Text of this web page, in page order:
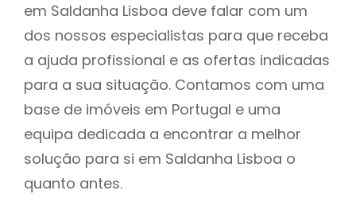
em Saldanha Lisboa deve falar com um
dos nossos especialistas para que receba
a ajuda profissional e as ofertas indicadas
para a sua situação. Contamos com uma
base de imóveis em Portugal e uma
equipa dedicada a encontrar a melhor
solução para si em Saldanha Lisboa o
quanto antes.